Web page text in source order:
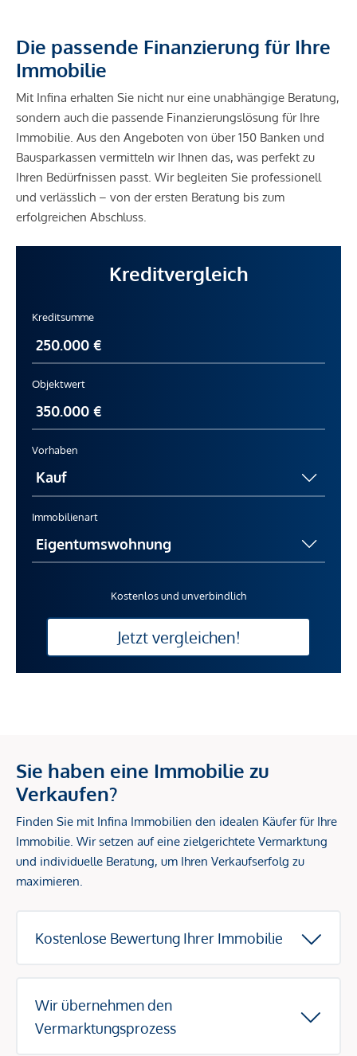
Die passende Finanzierung für Ihre
Immobilie
Mit Infina erhalten Sie nicht nur eine unabhängige Beratung,
sondern auch die passende Finanzierungslösung für Ihre
Immobilie. Aus den Angeboten von über 150 Banken und
Bausparkassen vermitteln wir Ihnen das, was perfekt zu
Ihren Bedürfnissen passt. Wir begleiten Sie professionell
und verlässlich – von der ersten Beratung bis zum
erfolgreichen Abschluss.
Kreditvergleich
Kreditsumme
Objektwert
Vorhaben
Immobilienart
Kostenlos und unverbindlich
Jetzt vergleichen!
Sie haben eine Immobilie zu
Verkaufen?
Finden Sie mit Infina Immobilien den idealen Käufer für Ihre
Immobilie. Wir setzen auf eine zielgerichtete Vermarktung
und individuelle Beratung, um Ihren Verkaufserfolg zu
maximieren.
Kostenlose Bewertung Ihrer Immobilie
Wir übernehmen den
Vermarktungsprozess